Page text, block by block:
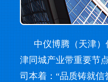
中仪博腾（天津
津同城产业带重要节
司本着：“品质铸就